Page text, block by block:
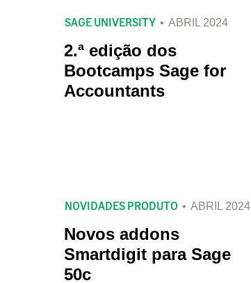
SAGE UNIVERSITY ABRIL 2024
2.ª edição dos
Bootcamps Sage for
Accountants
NOVIDADES PRODUTO ABRIL 2024
Novos addons
Smartdigit para Sage
50c